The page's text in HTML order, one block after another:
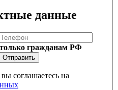
данные
гражданам РФ
Отправить
соглашаетесь на